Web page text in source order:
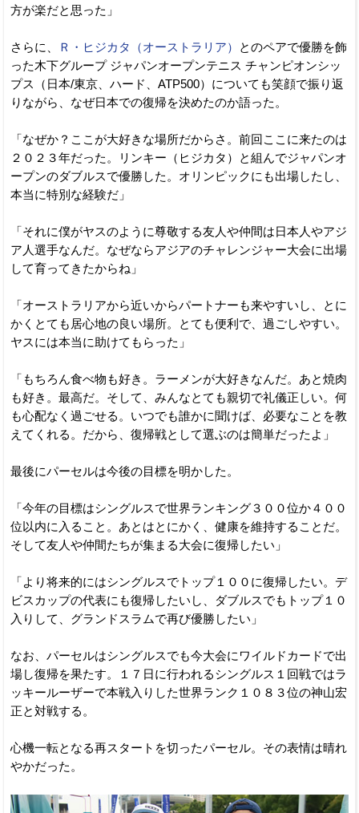
方が楽だと思った」
さらに、 Ｒ・ヒジカタ（オーストラリア）
とのペアで優勝を飾
った木下グループ ジャパンオープンテニス チャンピオンシッ
プス（日本/東京、ハード、ATP500）についても笑顔で振り返
りながら、なぜ日本での復帰を決めたのか語った。
「なぜか？ここが大好きな場所だからさ。前回ここに来たのは
２０２３年だった。リンキー（ヒジカタ）と組んでジャパンオ
ープンのダブルスで優勝した。オリンピックにも出場したし、
本当に特別な経験だ」
「それに僕がヤスのように尊敬する友人や仲間は日本人やアジ
ア人選手なんだ。なぜならアジアのチャレンジャー大会に出場
して育ってきたからね」
「オーストラリアから近いからパートナーも来やすいし、とに
かくとても居心地の良い場所。とても便利で、過ごしやすい。
ヤスには本当に助けてもらった」
「もちろん食べ物も好き。ラーメンが大好きなんだ。あと焼肉
も好き。最高だ。そして、みんなとても親切で礼儀正しい。何
も心配なく過ごせる。いつでも誰かに聞けば、必要なことを教
えてくれる。だから、復帰戦として選ぶのは簡単だったよ」
最後にパーセルは今後の目標を明かした。
「今年の目標はシングルスで世界ランキング３００位か４００
位以内に入ること。あとはとにかく、健康を維持することだ。
そして友人や仲間たちが集まる大会に復帰したい」
「より将来的にはシングルスでトップ１００に復帰したい。デ
ビスカップの代表にも復帰したいし、ダブルスでもトップ１０
入りして、グランドスラムで再び優勝したい」
なお、パーセルはシングルスでも今大会にワイルドカードで出
場し復帰を果たす。１７日に行われるシングルス１回戦ではラ
ッキールーザーで本戦入りした世界ランク１０８３位の神山宏
正と対戦する。
心機一転となる再スタートを切ったパーセル。その表情は晴れ
やかだった。